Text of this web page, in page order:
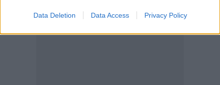
Data Deletion Data Access Privacy Policy